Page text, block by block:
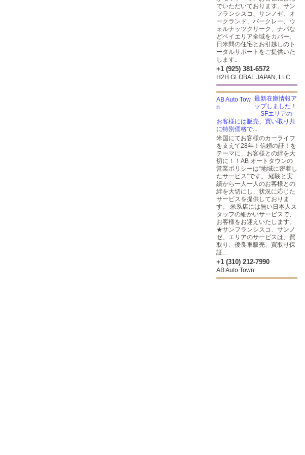
でいただいております。サン
フランシスコ、サンノゼ、オ
ークランド、バークレー、ウ
ォルナッツクリーク、ナパな
どベイエリア全域をカバー。
日米間の住宅とお引越しのト
ータルサポートをご提供いた
します。
+1 (925) 381-6572
H2H GLOBAL JAPAN, LLC
最新在庫情報ア
ップしました！
SFエリアの
お客様には販売、買い取り共
に特別価格で...
米国にてお客様のカーライフ
を支えて28年！信頼の証！を
テーマに、お客様との絆を大
切に！！AB オートタウンの
営業ポリシーは“地域に密着し
たサービス”です。 経験と実
績から一人一人のお客様との
絆を大切にし、状況に応じた
サービスを提供しておりま
す。 米系店には無い日本人ス
タッフの細かいサービスで、
お客様をお迎えいたします。
★サンフランシスコ、サンノ
ゼ、エリアのサービスは、買
取り、優良車販売、買取り保
証...
+1 (310) 212-7990
AB Auto Town